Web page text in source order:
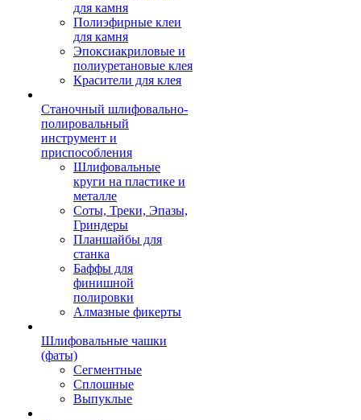
для камня
Полиэфирные клеи
для камня
Эпоксиакриловые и
полиуретановые клея
Красители для клея
Станочный шлифовально-
полировальный
инструмент и
приспособления
Шлифовальные
круги на пластике и
металле
Соты, Треки, Эпазы,
Гриндеры
Планшайбы для
станка
Баффы для
финишной
полировки
Алмазные фикерты
Шлифовальные чашки
(фаты)
Сегментные
Сплошные
Выпуклые